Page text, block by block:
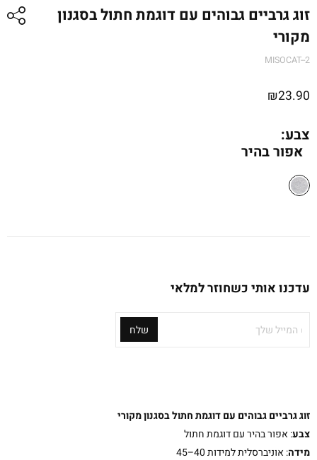
זוג גרביים גבוהים עם דוגמת חתול בסגנון
מקורי
MISOCAT--2
₪23.90
צבע:
אפור בהיר
עדכנו אותי כשחוזר למלאי
המייל שלך שלח
זוג גרביים גבוהים עם דוגמת חתול בסגנון מקורי
צבע: אפור בהיר עם דוגמת חתול
מידה: אוניברסלית למידות 40–45